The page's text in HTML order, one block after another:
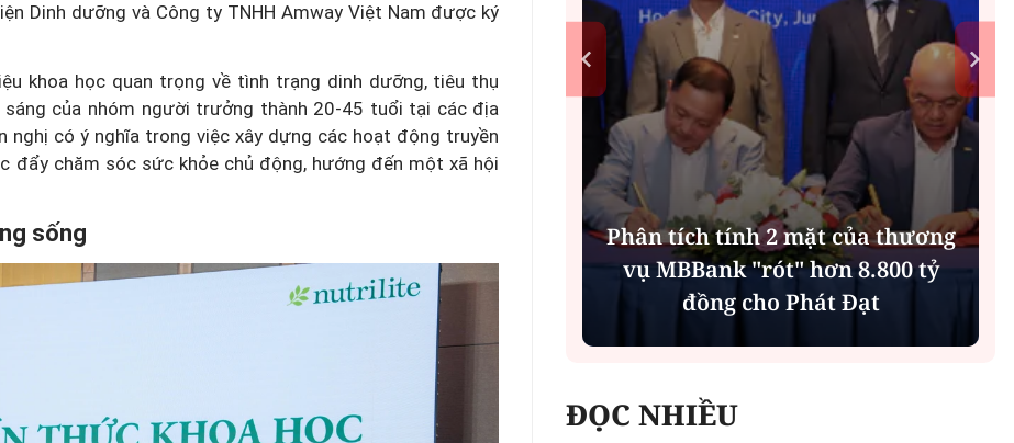
Dinh dưỡng và Công ty TNHH Amway Việt Nam được ký
khoa học quan trọng về tình trạng dinh dưỡng, tiêu thụ
sáng của nhóm người trưởng thành 20-45 tuổi tại các địa
nghị có ý nghĩa trong việc xây dựng các hoạt động truyền
đẩy chăm sóc sức khỏe chủ động, hướng đến một xã hội
sống
quán
đêm
Quỳnh càng trân trọng thời gian
bên cha sau biến cố của gia đình
Phân tích tính 2 mặt của thương
vụ MBBank "rót" hơn 8.800 tỷ
đồng cho Phát Đạt
ĐỌC NHIỀU